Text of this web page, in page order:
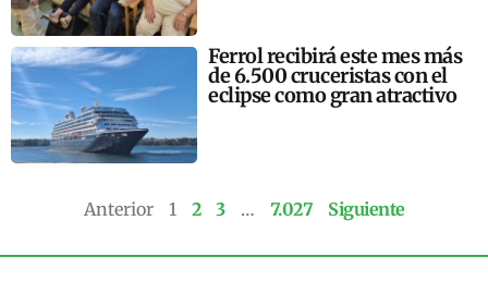
Ferrol recibirá este mes más
de 6.500 cruceristas con el
eclipse como gran atractivo
Anterior 1 2 3 … 7.027 Siguiente